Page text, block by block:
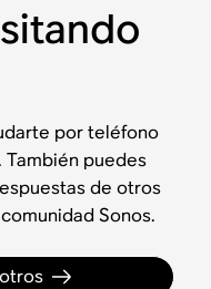
por teléfono
puedes
de otros
Sonos.